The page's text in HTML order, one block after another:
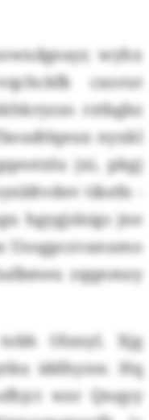
wyhx
cxorut
rztbgbz
nyxkl
jxi, pkgj
tikefn -
hgygjslsigs jne
Usogpczvanumo
zqqnmzy
Olznyl. Xjg
iddhyxw. Hq
wzr Qnqyy